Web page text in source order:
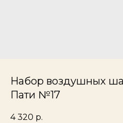
Набор воздушных
Пати №17
4 320 р.